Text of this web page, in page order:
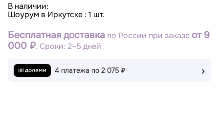
В наличии:
Шоурум в Иркутске : 1 шт.
Бесплатная доставка по России при заказе от 9
000 ₽. Сроки: 2–5 дней
4 платежа по 2 075 ₽ ›